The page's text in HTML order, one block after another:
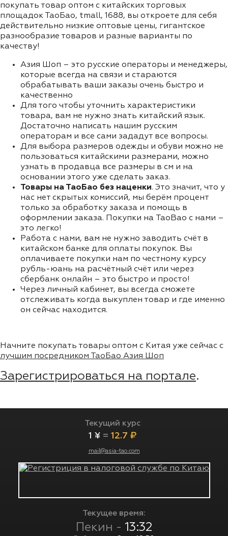
покупать товар оптом с китайских торговых
площадок ТаоБао, tmall, 1688, вы откроете для себя
действительно низкие оптовые цены, гигантское
разнообразие товаров и разные варианты по
качеству!
Азия Шоп – это русские операторы и менеджеры,
которые всегда на связи и стараются
обрабатывать ваши заказы очень быстро и
качественно
Для того чтобы уточнить характеристики
товара, вам не нужно знать китайский язык.
Достаточно написать нашим русским
операторам и все сами зададут все вопросы.
Для выбора размеров одежды и обуви можно не
пользоваться китайскими размерами, можно
узнать в продавца все размеры в см и на
основании этого уже сделать заказ.
Товары на ТаоБао без наценки. Это значит, что у
нас нет скрытых комиссий, мы берём процент
только за обработку заказа и помощь в
оформлении заказа. Покупки на TaoBao с нами –
это легко!
Работа с нами, вам не нужно заводить счёт в
китайском банке для оплаты покупок. Вы
оплачиваете покупки нам по честному курсу
рубль-юань на расчётный счёт или через
сбербанк онлайн – это быстро и просто!
Через личный кабинет, вы всегда сможете
отслеживать когда выкуплен товар и где именно
он сейчас находится.
Начните покупать товары оптом с Китая уже сейчас с
лучшим посредником ТаоБао Азия Шоп
Зарегистрироваться на портале.
Текущий курс
1 ¥ = 12.7 ₽
mail@asia-tao.com
Текущее время:
Пекин - 13:32